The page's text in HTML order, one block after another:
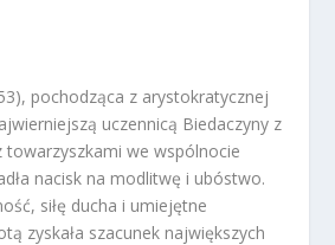
pochodząca z arystokratycznej
uczennicą Biedaczyny z
towarzyszkami we wspólnocie
nacisk na modlitwę i ubóstwo.
siłę ducha i umiejętne
zyskała szacunek największych